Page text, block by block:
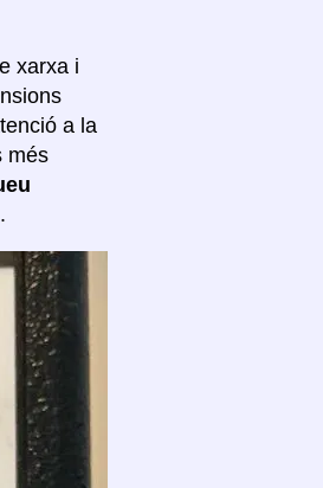
xarxa i
a la
més
.